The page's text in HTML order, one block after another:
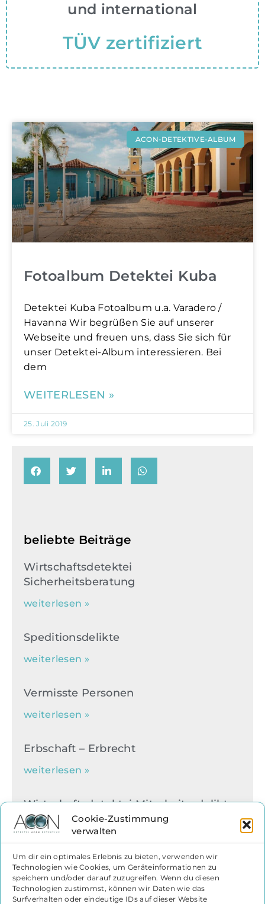
Cookie-Zustimmung
verwalten
Um dir ein optimales Erlebnis zu bieten, verwenden wir
Technologien wie Cookies, um Geräteinformationen zu
speichern und/oder darauf zuzugreifen. Wenn du diesen
Technologien zustimmst, können wir Daten wie das
Surfverhalten oder eindeutige IDs auf dieser Website
und international
TÜV zertifiziert
ACON-DETEKTIVE-ALBUM
Fotoalbum Detektei Kuba
Detektei Kuba Fotoalbum u.a. Varadero /
Havanna​ Wir begrüßen Sie auf unserer
Webseite und freuen uns, dass Sie sich für
unser Detektei-Album interessieren. Bei
dem
WEITERLESEN »
25. Juli 2019
beliebte Beiträge
Wirtschaftsdetektei
Sicherheitsberatung
weiterlesen »
Speditionsdelikte
weiterlesen »
Vermisste Personen
weiterlesen »
Erbschaft – Erbrecht
weiterlesen »
Wirtschaftsdetektei Mitarbeiterdelikte
weiterlesen »
Kindesentführung – Kindesentzug
weiterlesen »